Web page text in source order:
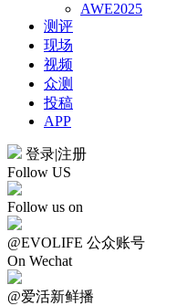
AWE2025
测评
现场
视频
众测
投稿
APP
登录|注册
Follow US
Follow us on
@EVOLIFE 公众账号
On Wechat
@爱活新鲜播